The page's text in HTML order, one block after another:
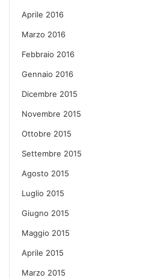
Aprile 2016
Marzo 2016
Febbraio 2016
Gennaio 2016
Dicembre 2015
Novembre 2015
Ottobre 2015
Settembre 2015
Agosto 2015
Luglio 2015
Giugno 2015
Maggio 2015
Aprile 2015
Marzo 2015